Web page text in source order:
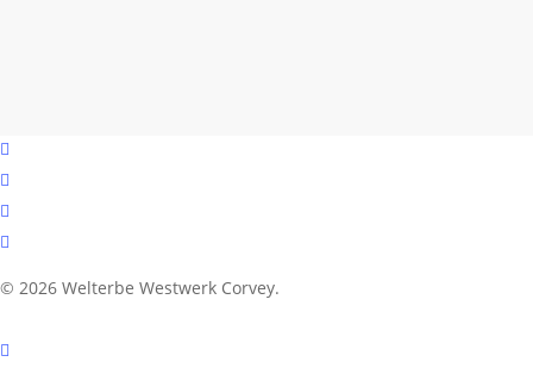
facebook
youtube
instagram
email
© 2026 Welterbe Westwerk Corvey.